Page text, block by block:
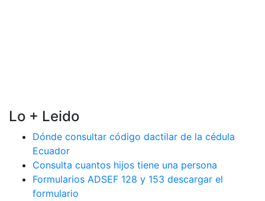
Lo + Leido
Dónde consultar código dactilar de la cédula
Ecuador
Consulta cuantos hijos tiene una persona
Formularios ADSEF 128 y 153 descargar el
formulario